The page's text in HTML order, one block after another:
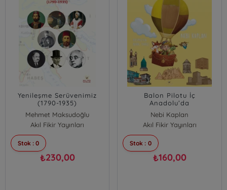
Yenileşme Serüvenimiz
(1790-1935)
Mehmet Maksudoğlu
Akıl Fikir Yayınları
Stok : 0
₺230,00
Balon Pilotu İç
Anadolu’da
Nebi Kaplan
Akıl Fikir Yayınları
Stok : 0
₺160,00